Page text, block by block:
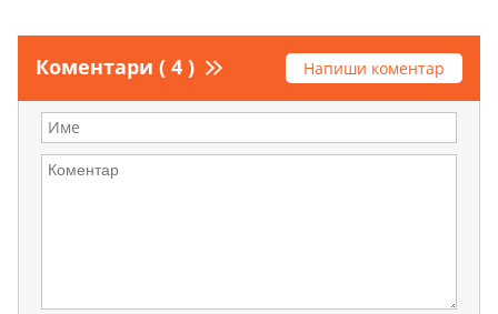
Коментари ( 4 ) Напиши коментар